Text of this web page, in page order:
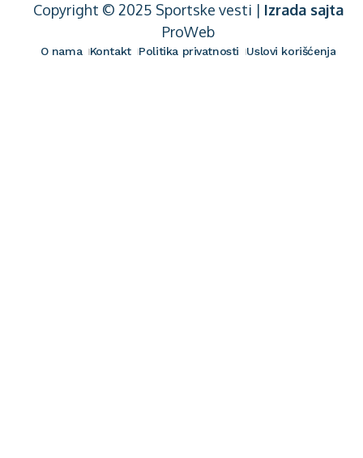
Copyright © 2025 Sportske vesti | Izrada sajta
ProWeb
O nama Kontakt Politika privatnosti Uslovi korišćenja